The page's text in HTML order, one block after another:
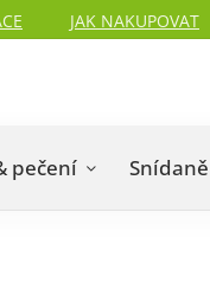
JAK NAKUPOVAT
pečení Snídaně